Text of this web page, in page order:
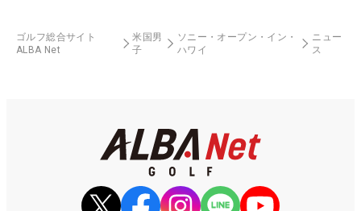
ゴルフ総合サイト
ALBA Net
米国男
子
ソニー・オープン・イン・
ハワイ
ニュー
ス